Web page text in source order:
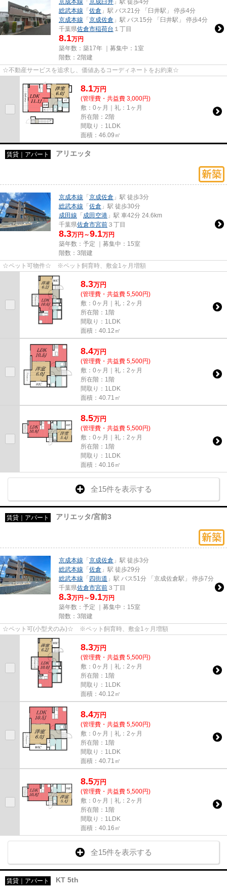
京成本線 「 京成臼井 」駅 徒歩4分
総武本線 「 佐倉 」駅 バス21分 「臼井駅」 停歩4分
京成本線 「 京成佐倉 」駅 バス15分 「臼井駅」 停歩4分
千葉県佐倉市稲荷台 １丁目
8.1万円
築年数：築17年 ｜募集中： 1室
階数：2階建
☆不動産サービスを追求し、価値あるコーディネートをお約束☆
8.1万円
(管理費・共益費 3,000円)
敷：0ヶ月｜礼：1ヶ月
所在階：2階
間取り：1LDK
面積：46.09㎡
賃貸｜アパート アリエッタ
京成本線 「 京成佐倉 」駅 徒歩3分
総武本線 「 佐倉 」駅 徒歩30分
成田線 「 成田空港 」駅 車42分 24.6km
千葉県佐倉市宮前 ３丁目
8.3万円～9.1万円
築年数：予定 ｜募集中： 15室
階数：3階建
☆ペット可物件☆ ※ペット飼育時、敷金1ヶ月増額
8.3万円
(管理費・共益費 5,500円)
敷：0ヶ月｜礼：2ヶ月
所在階：1階
間取り：1LDK
面積：40.12㎡
8.4万円
(管理費・共益費 5,500円)
敷：0ヶ月｜礼：2ヶ月
所在階：1階
間取り：1LDK
面積：40.71㎡
8.5万円
(管理費・共益費 5,500円)
敷：0ヶ月｜礼：2ヶ月
所在階：1階
間取り：1LDK
面積：40.16㎡
全15件を表示する
賃貸｜アパート アリエッタ/宮前3
京成本線 「 京成佐倉 」駅 徒歩3分
総武本線 「 佐倉 」駅 徒歩29分
総武本線 「 四街道 」駅 バス51分 「京成佐倉駅」 停歩7分
千葉県佐倉市宮前 ３丁目
8.3万円～9.1万円
築年数：予定 ｜募集中： 15室
階数：3階建
☆ペット可(小型犬のみ)☆ ※ペット飼育時、敷金1ヶ月増額
8.3万円
(管理費・共益費 5,500円)
敷：0ヶ月｜礼：2ヶ月
所在階：1階
間取り：1LDK
面積：40.12㎡
8.4万円
(管理費・共益費 5,500円)
敷：0ヶ月｜礼：2ヶ月
所在階：1階
間取り：1LDK
面積：40.71㎡
8.5万円
(管理費・共益費 5,500円)
敷：0ヶ月｜礼：2ヶ月
所在階：1階
間取り：1LDK
面積：40.16㎡
全15件を表示する
賃貸｜アパート KT 5th